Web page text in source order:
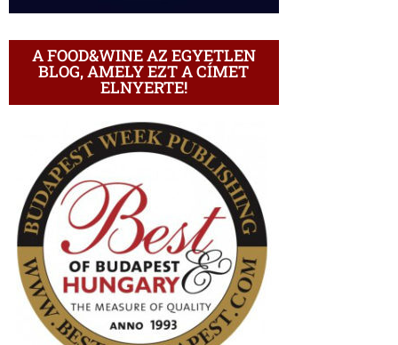
A FOOD&WINE AZ EGYETLEN
BLOG, AMELY EZT A CÍMET
ELNYERTE!